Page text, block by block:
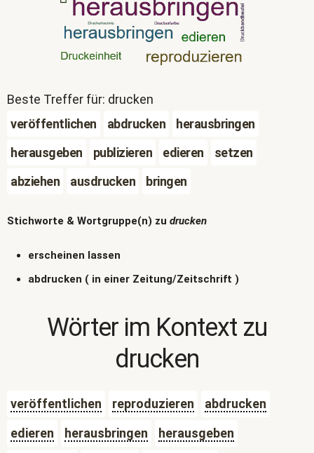
Beste Treffer für: drucken
veröffentlichen
abdrucken
herausbringen
herausgeben
publizieren edieren
setzen
abziehen
ausdrucken bringen
Stichworte & Wortgruppe(n) zu drucken
erscheinen lassen
abdrucken ( in einer Zeitung/Zeitschrift )
Wörter im Kontext zu
drucken
veröffentlichen reproduzieren
abdrucken
edieren
herausbringen herausgeben